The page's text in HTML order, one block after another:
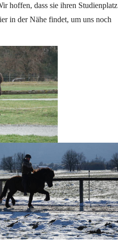
hoffen, dass sie ihren Studienplatz
in der Nähe findet, um uns noch